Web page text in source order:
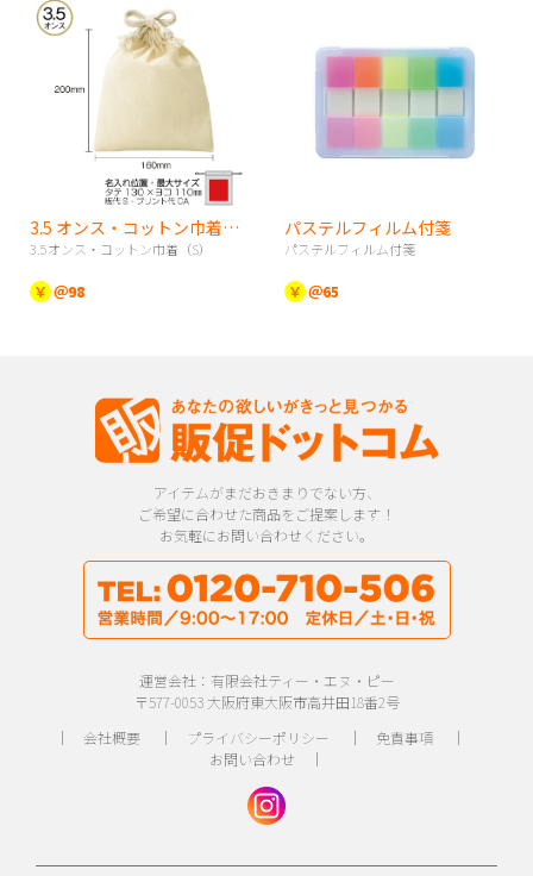
3.5 オンス・コットン巾着（S）
3.5オンス・コットン巾着（S）
￥ ＠98
パステルフィルム付箋
パステルフィルム付箋
￥ ＠65
アイテムがまだおきまりでない方、
ご希望に合わせた商品をご提案します！
お気軽にお問い合わせください。
運営会社：有限会社ティー・エヌ・ピー
〒577-0053 大阪府東大阪市高井田18番2号
｜ 会社概要｜ プライバシーポリシー ｜ 免責事項｜
お問い合わせ ｜